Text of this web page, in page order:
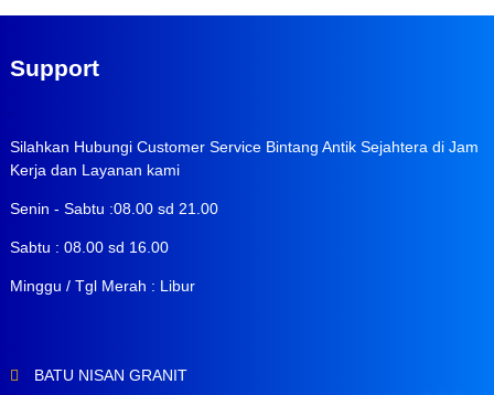
Support
Silahkan Hubungi Customer Service Bintang Antik Sejahtera di Jam
Kerja dan Layanan kami
Senin - Sabtu :08.00 sd 21.00
Sabtu : 08.00 sd 16.00
Minggu / Tgl Merah : Libur
BATU NISAN GRANIT